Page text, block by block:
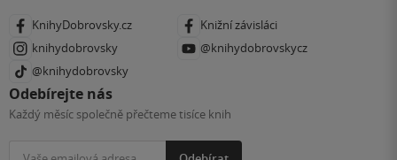
KnihyDobrovsky.cz
Knižní závisláci
knihydobrovsky
@knihydobrovskycz
@knihydobrovsky
Odebírejte nás
Každý měsíc společně přečteme tisíce knih